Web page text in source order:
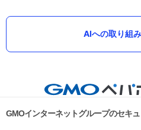
AIへの取り組み
GMOインターネットグループのセキ